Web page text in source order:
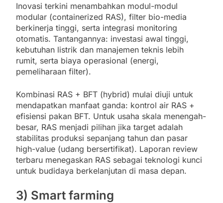
Inovasi terkini menambahkan modul-modul
modular (containerized RAS), filter bio-media
berkinerja tinggi, serta integrasi monitoring
otomatis. Tantangannya: investasi awal tinggi,
kebutuhan listrik dan manajemen teknis lebih
rumit, serta biaya operasional (energi,
pemeliharaan filter).
Kombinasi RAS + BFT (hybrid) mulai diuji untuk
mendapatkan manfaat ganda: kontrol air RAS +
efisiensi pakan BFT. Untuk usaha skala menengah-
besar, RAS menjadi pilihan jika target adalah
stabilitas produksi sepanjang tahun dan pasar
high-value (udang bersertifikat). Laporan review
terbaru menegaskan RAS sebagai teknologi kunci
untuk budidaya berkelanjutan di masa depan.
3) Smart farming